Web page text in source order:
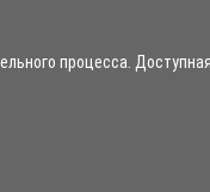
процесса.